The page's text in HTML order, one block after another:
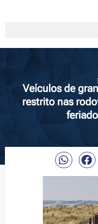
Veículos de
restrito nas